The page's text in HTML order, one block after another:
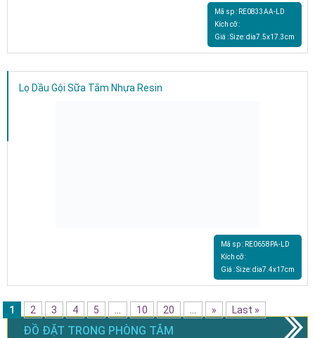
Mã sp : RE0833AA-LD
Kích cỡ :
Giá : Size: dia7.5x17.3cm
Lọ Dầu Gội Sữa Tắm Nhựa Resin
Mã sp : RE0658PA-LD
Kích cỡ :
Giá : Size: dia7.4x17cm
1 2 3 4 5 10 20 » Last »
ĐỒ ĐẶT TRONG PHÒNG TẮM